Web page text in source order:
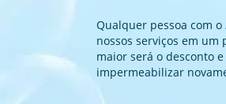
Qualquer pessoa com o
nossos serviços em
maior será o desconto
impermeabilizar